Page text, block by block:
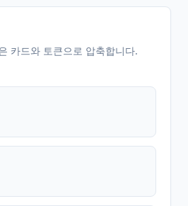
카드와 토큰으로 압축합니다.